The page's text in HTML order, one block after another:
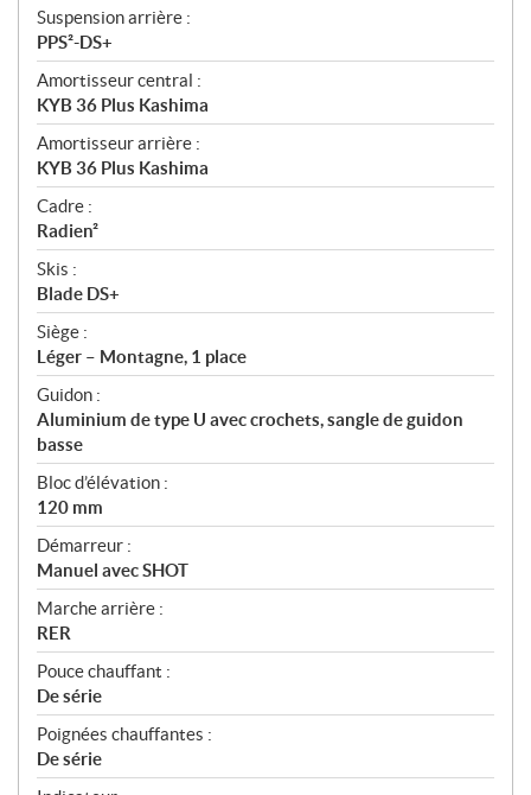
Suspension arrière :
PPS²-DS+
Amortisseur central :
KYB 36 Plus Kashima
Amortisseur arrière :
KYB 36 Plus Kashima
Cadre :
Radien²
Skis :
Blade DS+
Siège :
Léger – Montagne, 1 place
Guidon :
Aluminium de type U avec crochets, sangle de guidon
basse
Bloc d’élévation :
120 mm
Démarreur :
Manuel avec SHOT
Marche arrière :
RER
Pouce chauffant :
De série
Poignées chauffantes :
De série